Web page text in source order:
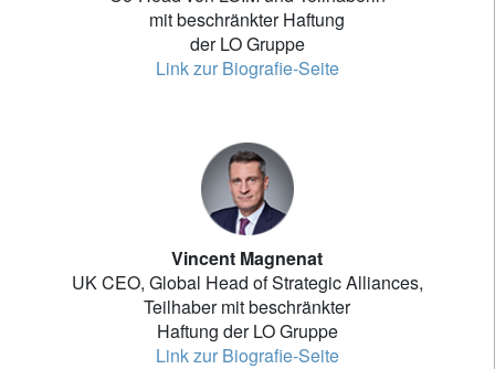
mit beschränkter Haftung
der LO Gruppe
Link zur Biografie-Seite
Vincent Magnenat
UK CEO, Global Head of Strategic Alliances,
Teilhaber mit beschränkter
Haftung der LO Gruppe
Link zur Biografie-Seite